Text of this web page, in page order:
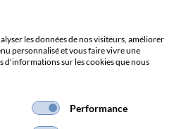
Frais de port
les données de nos visiteurs, améliorer
personnalisé et vous faire vivre une
d'informations sur les cookies que nous
Performance